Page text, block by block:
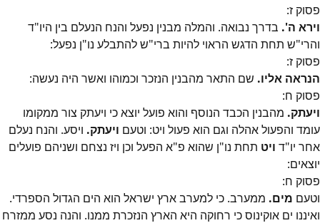
פסוק ז:
וירא ה'. בדרך נבואה. והמלה מבנין נפעל והנח הנעלם בין היו"ד
והרי"ש תחת הדגש הראוי להיות ברי"ש להתבלע נו"ן נפעל:
פסוק ז:
הנראה אליו. שם התאר מהבנין הנזכר וכמוהו ואשר היה נעשה:
פסוק ח:
ויעתק. מהבנין הכבד הנוסף והוא פועל יוצא כי ויעתק צור ממקומו
עומד והפעול אהלה וגם הוא פעול ויט: וטעם ויעתק. ויסע. והנח נעלם
אחר יו"ד ויט תחת נו"ן שהוא פ"א הפעל וכן ויז נצחם ושניהם פועלים
יוצאים:
פסוק ח:
וטעם מים. ממערב. כי למערב ארץ ישראל הוא הים הגדול הספרדי.
ואיננו ים אוקינוס כי רחוקה היא הארץ הנזכרת ממנו. והנה נסע ממזרח